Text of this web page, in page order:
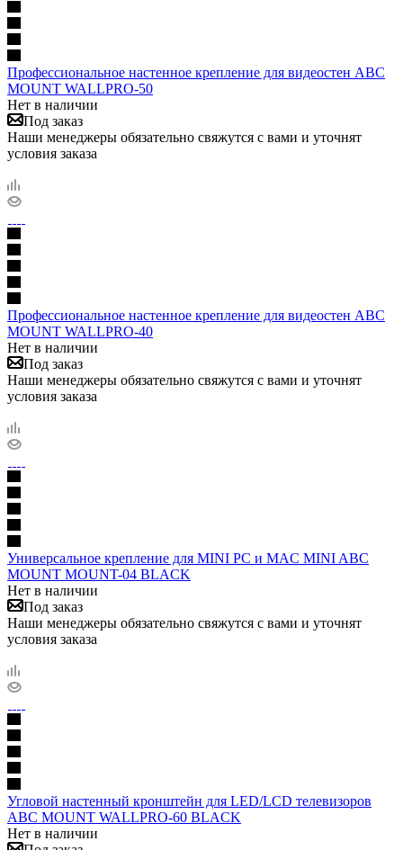
Профессиональное настенное крепление для видеостен ABC
MOUNT WALLPRO-50
Нет в наличии
Под заказ
Наши менеджеры обязательно свяжутся с вами и уточнят
условия заказа
Профессиональное настенное крепление для видеостен ABC
MOUNT WALLPRO-40
Нет в наличии
Под заказ
Наши менеджеры обязательно свяжутся с вами и уточнят
условия заказа
Универсальное крепление для MINI PC и MAC MINI ABC
MOUNT MOUNT-04 BLACK
Нет в наличии
Под заказ
Наши менеджеры обязательно свяжутся с вами и уточнят
условия заказа
Угловой настенный кронштейн для LED/LCD телевизоров
ABC MOUNT WALLPRO-60 BLACK
Нет в наличии